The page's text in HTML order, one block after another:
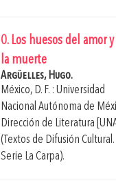
0. Los huesos del amor
la muerte
Argüelles, Hugo.
México, D. F. : Universidad
Nacional Autónoma de
Dirección de Literatura
(Textos de Difusión Cultural.
Serie La Carpa).